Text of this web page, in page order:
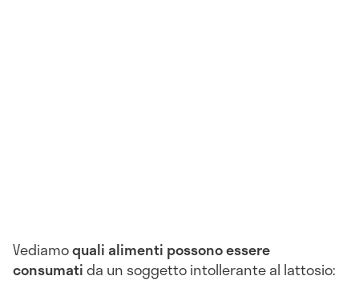
Vediamoquali alimenti possono essere
consumatida un soggetto intollerante al lattosio: